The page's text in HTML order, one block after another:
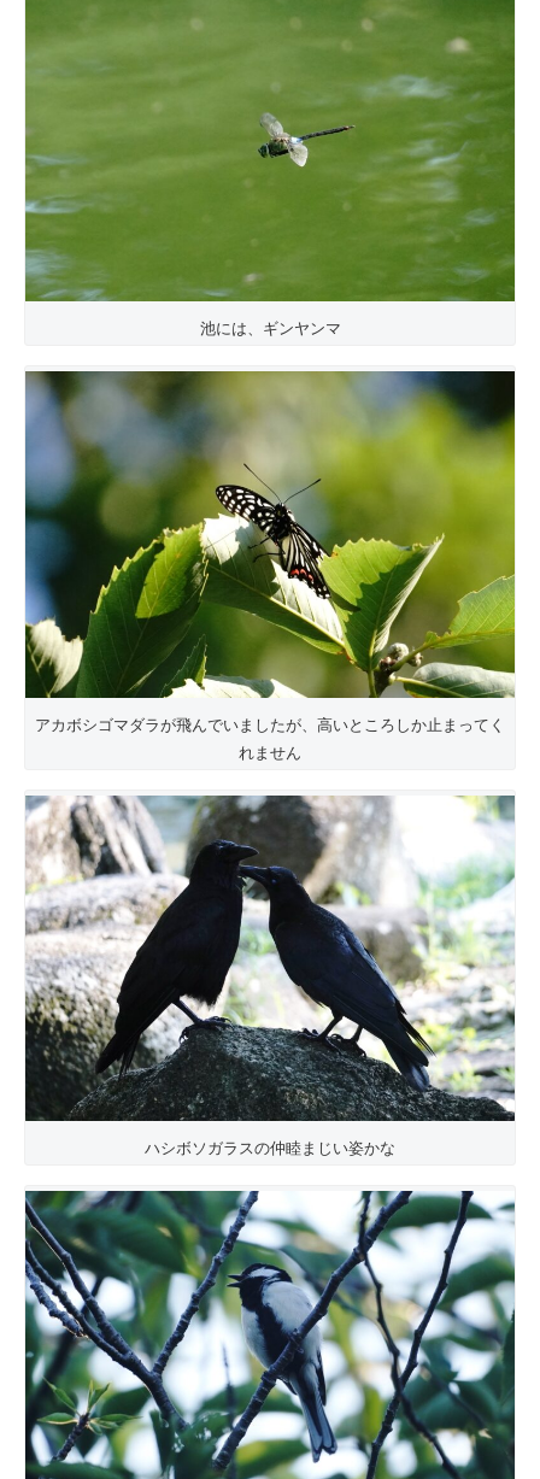
池には、ギンヤンマ
アカボシゴマダラが飛んでいましたが、高いところしか止まってく
れません
ハシボソガラスの仲睦まじい姿かな